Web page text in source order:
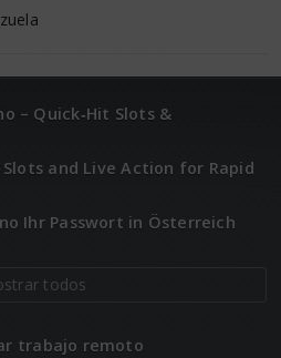
– Quick‑Hit Slots &
and Live Action for Rapid
Ihr Passwort in Österreich
todos
trabajo remoto